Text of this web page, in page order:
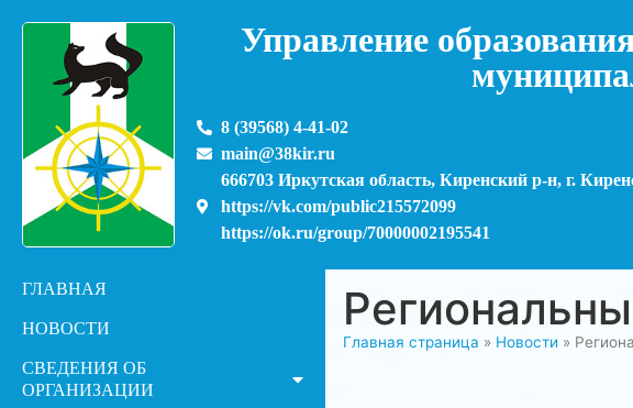
Управление
8 (39568) 4-41-02
main@38kir.ru
666703 Иркутская область, Киренский р-н, г.
https://vk.com/public215572099
https://ok.ru/group/70000002195541
ГЛАВНАЯ
НОВОСТИ
СВЕДЕНИЯ ОБ
ОРГАНИЗАЦИИ
Главная страница » Новости »